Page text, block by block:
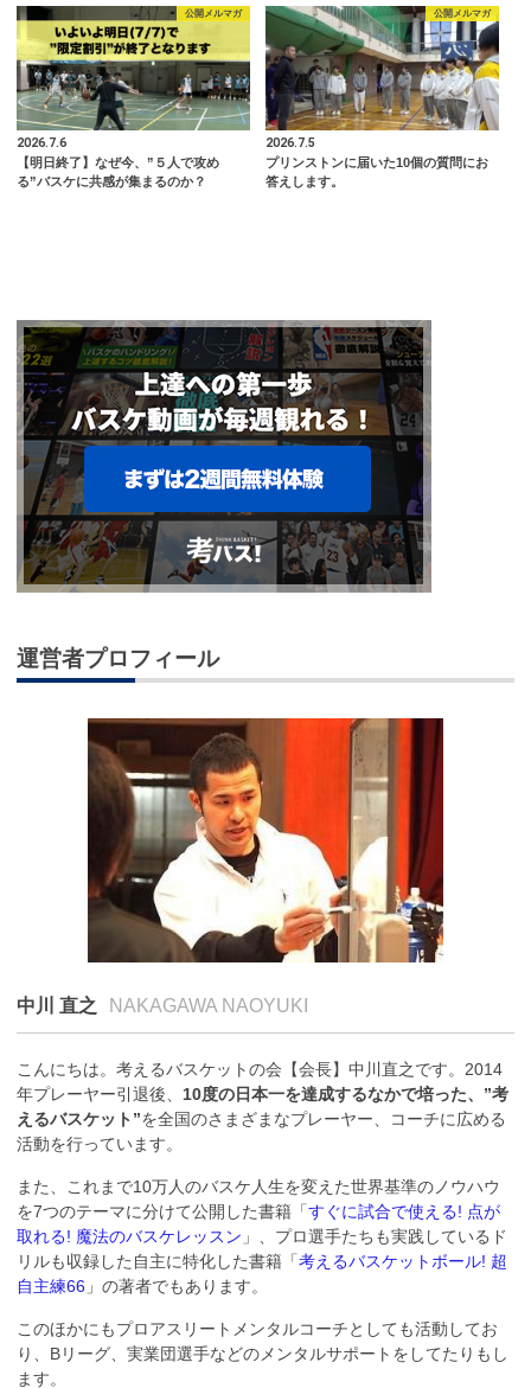
公開メルマガ
2026.7.6
【明日終了】なぜ今、”５人で攻め
る”バスケに共感が集まるのか？
公開メルマガ
2026.7.5
プリンストンに届いた10個の質問にお
答えします。
運営者プロフィール
中川 直之 NAKAGAWA NAOYUKI
こんにちは。考えるバスケットの会【会長】中川直之です。2014
年プレーヤー引退後、 10度の日本一を達成するなかで培った、”考
えるバスケット”を全国のさまざまなプレーヤー、コーチに広める
活動を行っています。
また、これまで10万人のバスケ人生を変えた世界基準のノウハウ
を7つのテーマに分けて公開した書籍「すぐに試合で使える! 点が
取れる! 魔法のバスケレッスン 」、プロ選手たちも実践しているド
リルも収録した自主に特化した書籍「考えるバスケットボール! 超
自主練66 」の著者でもあります。
このほかにもプロアスリートメンタルコーチとしても活動してお
り、Bリーグ、実業団選手などのメンタルサポートをしてたりもし
ます。